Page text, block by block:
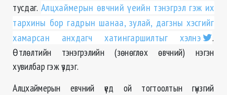
тусдаг.Алцхаймерын өвчний үеийн тэнэгрэл гэж их
тархины бор гадрын шанаа, зулай, дагзны хэсгийг
хамарсан анхдагч хатингаршилтыг хэлнэ
.
Өтлөлтийн тэнэгрэлийн (зөнөглөх өвчний) нэгэн
хувилбар гэж үздэг.
Алцхаймерын евчний үед ой тогтоолтын гүнзгий